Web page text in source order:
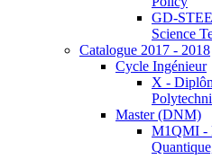
GD-
Science
Catalogue 2017 - 2018
Cycle Ingénieur
X -
Master (DNM)
M1QMI -